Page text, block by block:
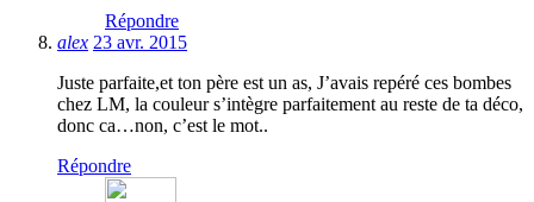
Répondre
alex 23 avr. 2015
Juste parfaite,et ton père est un as, J’avais repéré ces bombes
chez LM, la couleur s’intègre parfaitement au reste de ta déco,
donc ca…non, c’est le mot..
Répondre